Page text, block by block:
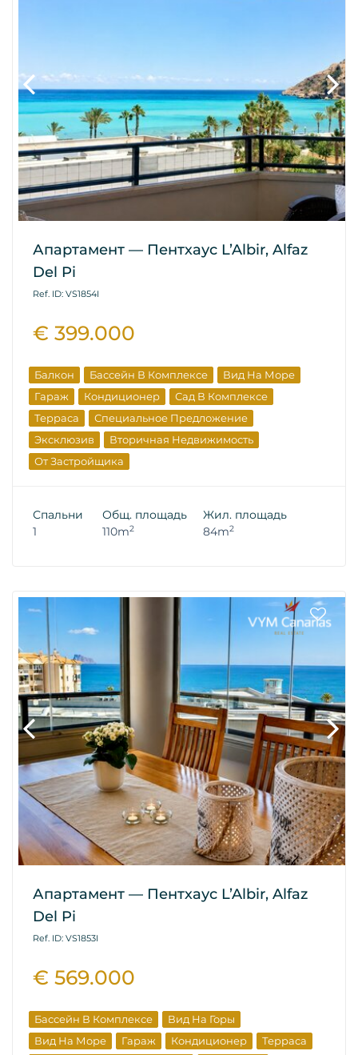
Апартамент — Пентхаус L’Albir, Alfaz
Del Pi
Ref. ID: VS1854I
€ 399.000
Балкон Бассейн В Комплексе
Вид На Море
Гараж
Кондиционер
Сад В Комплексе
Терраса
Специальное Предложение
Эксклюзив
Вторичная Недвижимость
От Застройщика
Спальни
1
Общ. площадь
110m2
Жил. площадь
84m2
Апартамент — Пентхаус L’Albir, Alfaz
Del Pi
Ref. ID: VS1853I
€ 569.000
Бассейн В Комплексе
Вид На Горы
Вид На Море
Гараж Кондиционер
Терраса